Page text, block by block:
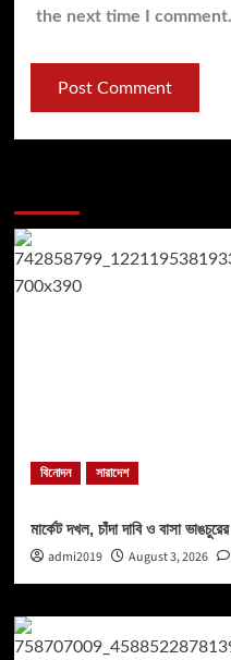
the next time I comment.
বিনোদন সারাদেশ
মার্কেট দখল, চাঁদা দাবি ও বাসা
admi2019
August 3, 2026